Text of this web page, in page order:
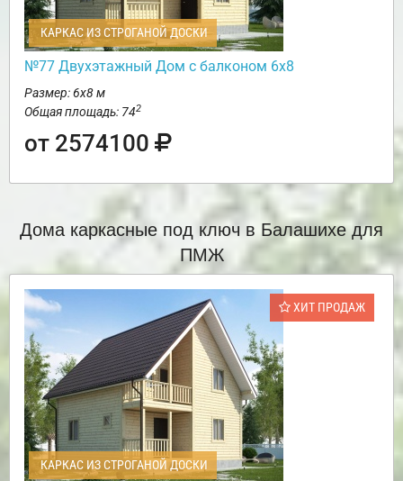
КАРКАС ИЗ СТРОГАНОЙ ДОСКИ
№77 Двухэтажный Дом с балконом 6х8
Размер: 6х8 м
Общая площадь: 742
от 2574100
Дома каркасные под ключ в Балашихе для
ПМЖ
ХИТ ПРОДАЖ
КАРКАС ИЗ СТРОГАНОЙ ДОСКИ